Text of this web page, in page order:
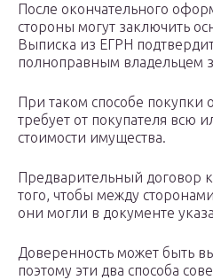
После окончательного
стороны могут заключить
Выписка из ЕГРН подтвердит
полноправным владельцем
При таком способе покупки
требует от покупателя всю
стоимости имущества.
Предварительный договор
того, чтобы между
они могли в документе
Доверенность может быть
поэтому эти два способа